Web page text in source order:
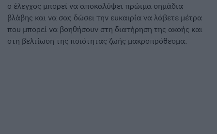
ο έλεγχος μπορεί να αποκαλύψει πρώιμα σημάδια
βλάβης και να σας δώσει την ευκαιρία να λάβετε μέτρα
που μπορεί να βοηθήσουν στη διατήρηση της ακοής και
στη βελτίωση της ποιότητας ζωής μακροπρόθεσμα.